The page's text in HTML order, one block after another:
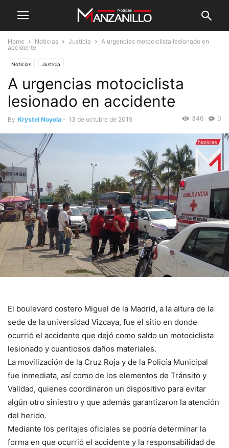
Home Noticias Justicia
A urgencias motociclista lesionado en
accidente
Noticias Justicia
A urgencias motociclista
lesionado en accidente
By Krystel Noyola - 13 de octubre de 2015 0
346
El boulevard costero Miguel de la Madrid, a la altura de la
sede de la universidad Vizcaya, fue el sitio en donde
ocurrió el accidente que dejó como saldo un motociclista
lesionado y cuantiosos daños materiales.
La movilización de la Cruz Roja y de la Policía Municipal
fue inmediata, así como de los elementos de Tránsito y
Validad, quienes coordinaron un dispositivo para evitar
algún otro siniestro y que además garantizaron la atención
del herido.
Mediante los peritajes oficiales se podría determinar la
forma en que ocurrió el accidente y la responsabilidad de